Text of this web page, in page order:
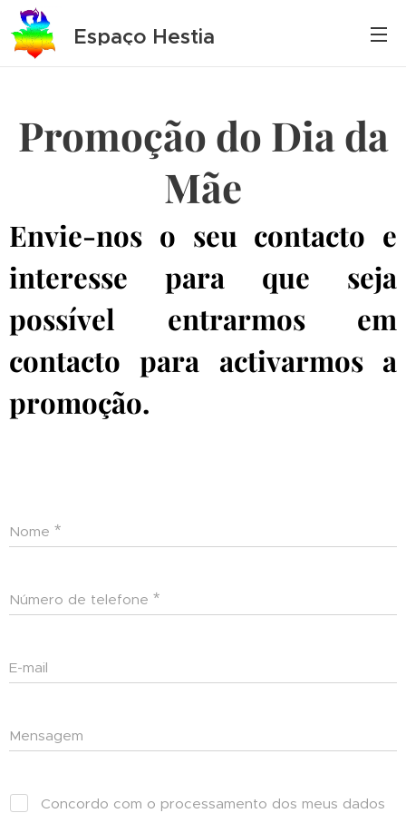
Espaço Hestia
Promoção do Dia da
Mãe
Envie-nos o seu contacto e
interesse para que seja
possível entrarmos em
contacto para activarmos a
promoção.
Nome
Número de telefone
E-mail
Mensagem
Concordo com o processamento dos meus dados